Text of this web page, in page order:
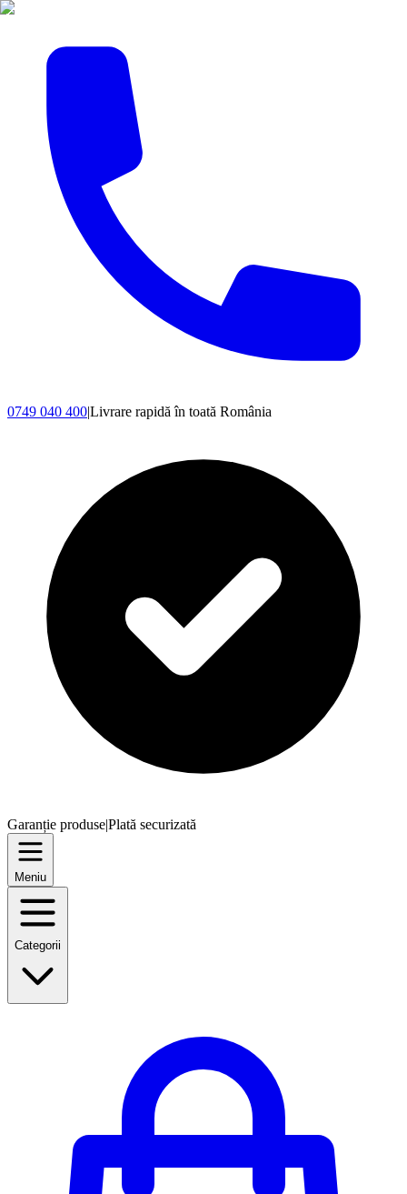
0749 040 400|Livrare rapidă în toată România
Garanție produse|Plată securizată
Meniu
Categorii